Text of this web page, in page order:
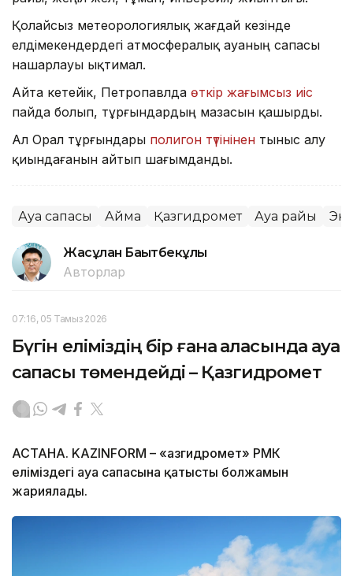
Қолайсыз метеорологиялық жағдай кезінде
елдімекендердегі атмосфералық ауаның сапасы
нашарлауы ықтимал.
Айта кетейік, Петропавлда өткір жағымсыз иіс
пайда болып, тұрғындардың мазасын қашырды.
Ал Орал тұрғындары полигон түтінінен тыныс алу
қиындағанын айтып шағымданды.
Ауа сапасы Аймақ Қазгидромет Ауа райы
Жасұлан Бақытбекұлы
Авторлар
07:16, 05 Тамыз 2026
Бүгін еліміздің бір ғана қаласында ауа
сапасы төмендейді – Қазгидромет
АСТАНА. KAZINFORM – «Қазгидромет» РМК
еліміздегі ауа сапасына қатысты болжамын
жариялады.